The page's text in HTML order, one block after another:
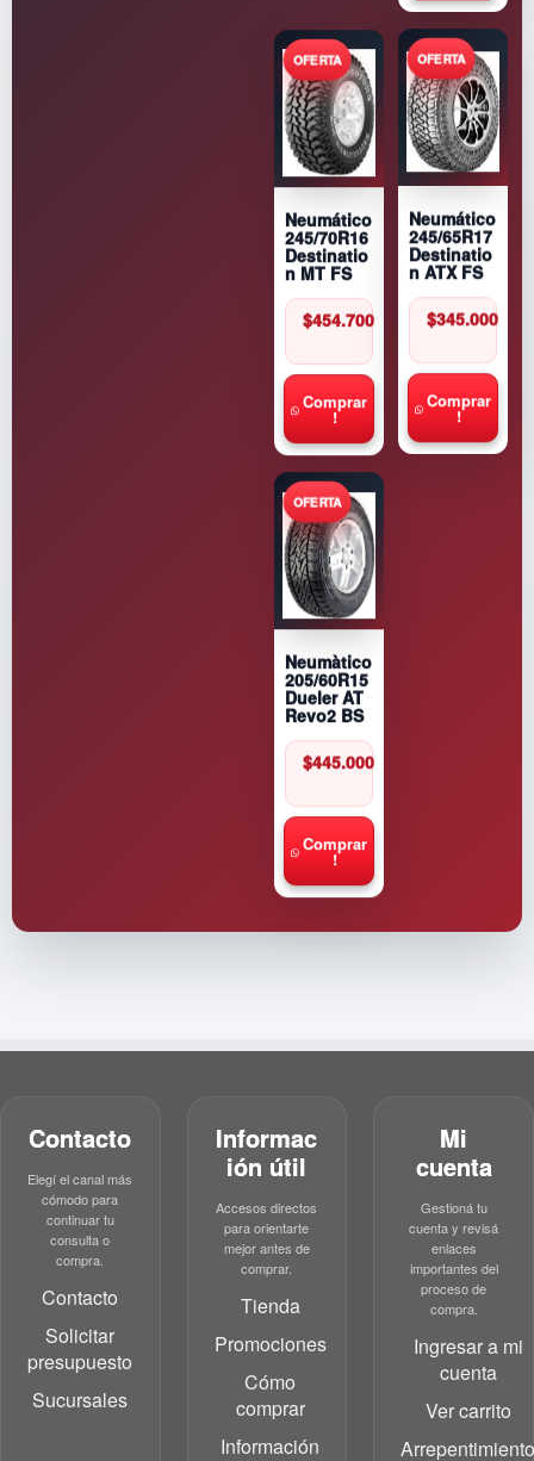
Neumático
245/70R16
Destinatio
n MT FS
$454.700
Comprar
!
Neumático
245/65R17
Destinatio
n ATX FS
$345.000
Comprar
!
Neumàtico
205/60R15
Dueler AT
Revo2 BS
$445.000
Comprar
!
Contacto
Elegí el canal más
cómodo para
continuar tu
consulta o
compra.
Contacto
Solicitar
presupuesto
Sucursales
Informac
ión útil
Accesos directos
para orientarte
mejor antes de
comprar.
Tienda
Promociones
Cómo
comprar
Información
Mi
cuenta
Gestioná tu
cuenta y revisá
enlaces
importantes del
proceso de
compra.
Ingresar a mi
cuenta
Ver carrito